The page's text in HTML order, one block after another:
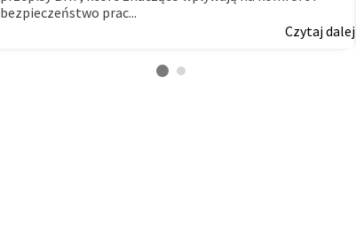
bezpieczeństwo prac...
Czytaj dalej